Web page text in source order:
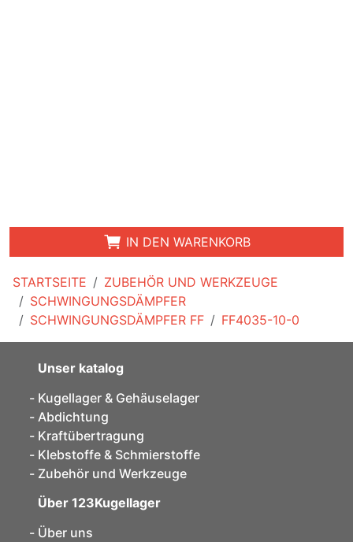
STARTSEITE
ZUBEHÖR UND WERKZEUGE
SCHWINGUNGSDÄMPFER
SCHWINGUNGSDÄMPFER FF
FF4035-10-0
IN DEN WARENKORB
Unser katalog
Kugellager & Gehäuselager
Abdichtung
Kraftübertragung
Klebstoffe & Schmierstoffe
Zubehör und Werkzeuge
Über 123Kugellager
Über uns